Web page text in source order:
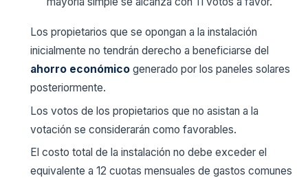
Los propietarios que se opongan a la instalación
inicialmente no tendrán derecho a beneficiarse del
ahorro económico generado por los paneles solares
posteriormente.
Los votos de los propietarios que no asistan a la
votación se considerarán como favorables.
El costo total de la instalación no debe exceder el
equivalente a 12 cuotas mensuales de gastos comunes